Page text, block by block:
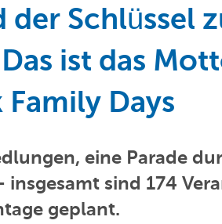
der Schlüssel
ist das
Family Days
eine Parade
sind 174
geplant.